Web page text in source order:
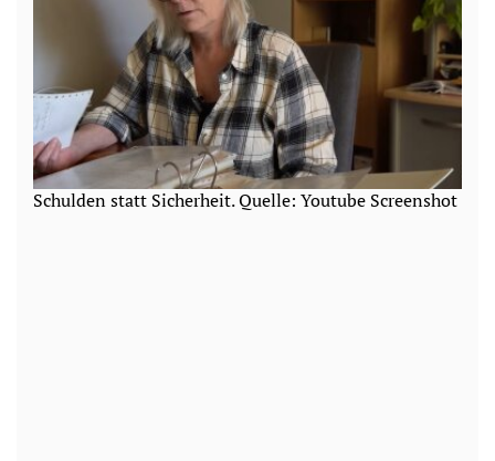
Schulden statt Sicherheit. Quelle: Youtube Screenshot